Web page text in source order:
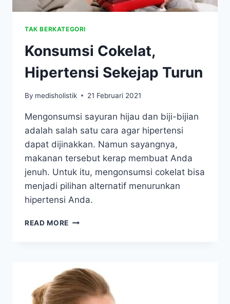
TAK BERKATEGORI
Konsumsi Cokelat,
Hipertensi Sekejap Turun
By medisholistik 21 Februari 2021
Mengonsumsi sayuran hijau dan biji-bijian
adalah salah satu cara agar hipertensi
dapat dijinakkan. Namun sayangnya,
makanan tersebut kerap membuat Anda
jenuh. Untuk itu, mengonsumsi cokelat bisa
menjadi pilihan alternatif menurunkan
hipertensi Anda.
READ MORE KONSUMSI